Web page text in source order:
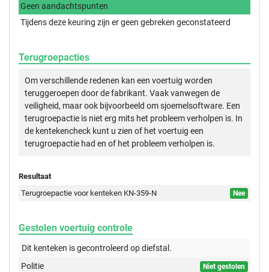
Geen aandachtspunten
Tijdens deze keuring zijn er geen gebreken geconstateerd
Terugroepacties
Om verschillende redenen kan een voertuig worden
teruggeroepen door de fabrikant. Vaak vanwegen de
veiligheid, maar ook bijvoorbeeld om sjoemelsoftware. Een
terugroepactie is niet erg mits het probleem verholpen is. In
de kentekencheck kunt u zien of het voertuig een
terugroepactie had en of het probleem verholpen is.
Resultaat
Terugroepactie voor kenteken KN-359-N
Nee
Gestolen voertuig controle
Dit kenteken is gecontroleerd opdiefstal.
Politie
Niet gestolen